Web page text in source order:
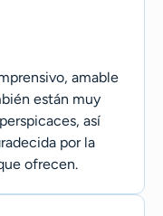
amable
están muy
así
por la
ofrecen.